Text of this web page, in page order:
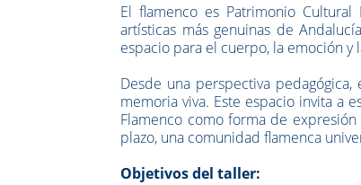
El flamenco es Patrimonio
artísticas más genuinas de
espacio para el cuerpo, la emoción
Desde una perspectiva
memoria viva. Este espacio invita a
Flamenco como forma de
plazo, una comunidad flamenca
Objetivos del taller: